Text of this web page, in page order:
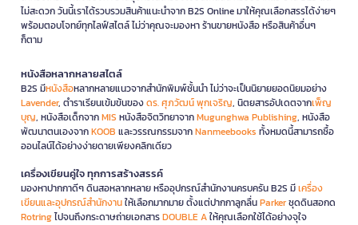
ไม่สะดวก วันนี้เราได้รวบรวมสินค้าแนะนำจาก B2S Online มาให้คุณเลือกสรรได้ง่ายๆ
พร้อมตอบโจทย์ทุกไลฟ์สไตล์ ไม่ว่าคุณจะมองหา ร้านขายหนังสือ หรือสินค้าอื่นๆ
ก็ตาม
หนังสือหลากหลายสไตล์
B2S มีหนังสือหลากหลายแนวจากสำนักพิมพ์ชั้นนำ ไม่ว่าจะเป็นนิยายยอดนิยมอย่าง
Lavender, ตำราเรียนเข้มข้นของดร. ศุภวัฒน์ พุกเจริญ, นิตยสารอัปเดตจากเพ็ญ
บุญ, หนังสือเด็กจากMIS หนังสือจิตวิทยาจากMugunghwa Publishing, หนังสือ
พัฒนาตนเองจากKOOB และวรรณกรรมจากNanmeebooks ทั้งหมดนี้สามารถซื้อ
ออนไลน์ได้อย่างง่ายดายเพียงคลิกเดียว
เครื่องเขียนคู่ใจ ทุกการสร้างสรรค์
มองหาปากกาดีๆ ดินสอหลากหลาย หรืออุปกรณ์สำนักงานครบครัน B2S มีเครื่อง
เขียนและอุปกรณ์สำนักงานให้เลือกมากมาย ตั้งแต่ปากกาลูกลื่นParkerชุดดินสอกด
Rotringไปจนถึงกระดาษถ่ายเอกสารDOUBLE Aให้คุณเลือกใช้ได้อย่างจุใจ